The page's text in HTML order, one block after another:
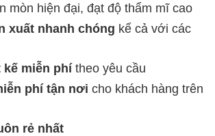
mòn hiện đại, đạt độ thẩm mĩ cao
xuất nhanh chóng kể cả với các
kế miễn phítheo yêu cầu
phí tận nơi cho khách hàng trên
rẻ nhất